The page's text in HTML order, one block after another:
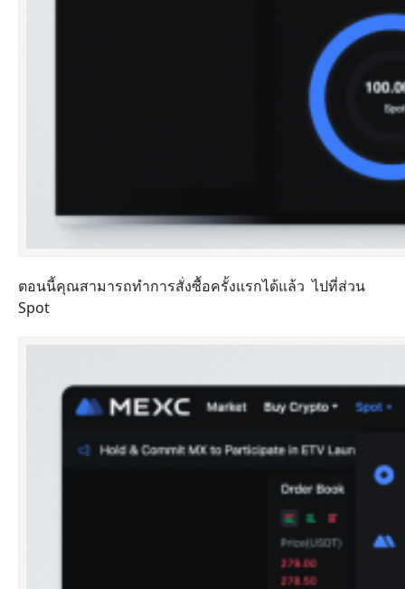
ตอนนี้คุณสามารถทำการสั่งซื้อครั้งแรกได้แล้ว ไปที่ส่วน
Spot